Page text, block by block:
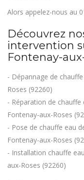
Alors appelez-nous au
Découvrez
intervention
Fontenay-
- Dépannage de
Roses (92260)
- Réparation de chauffe
Fontenay-aux-Roses
- Pose de chauffe eau
Fontenay-aux-Roses
- Installation chauffe
aux-Roses (92260)